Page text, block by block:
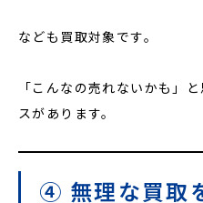
なども買取対象です。
「こんなの売れないかも」
スがあります。
④ 無理な買取